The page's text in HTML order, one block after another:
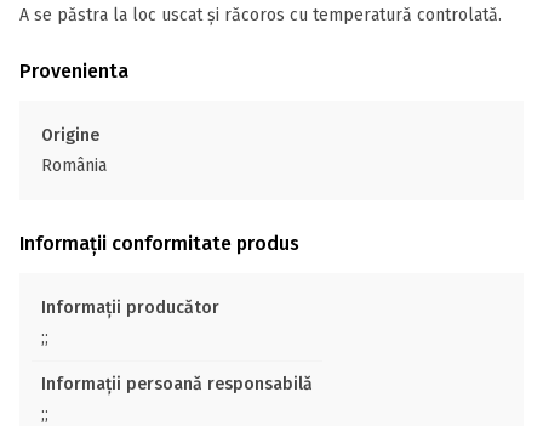
A se păstra la loc uscat și răcoros cu temperatură controlată.
Provenienta
Origine
România
Informații conformitate produs
Informații producător
;;
Informații persoană responsabilă
;;